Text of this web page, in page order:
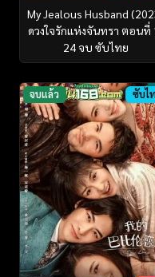
My Jealous Husband
ดวงใจรักแห่งจันทรา ตอนที่
24 จบ ซับไทย
จบแล้ว ซับไ